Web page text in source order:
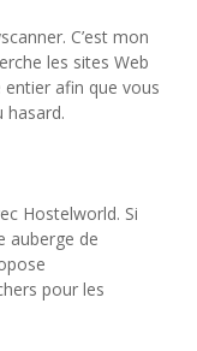
C’est mon
les sites Web
afin que vous
hasard.
Hostelworld. Si
auberge de
pour les